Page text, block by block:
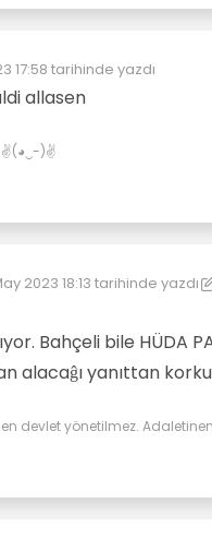
17:58 tarihinde yazdı
allasen
✌(◕‿-)✌
2023 18:13 tarihinde yazdı
düzenleyen: kereste 5 Mar
Bahçeli bile HÜDA
alacaĝı yanıttan
devlet yönetilmez.